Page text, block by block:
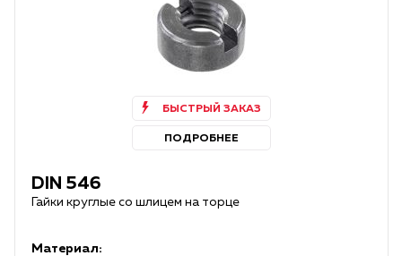
БЫСТРЫЙ ЗАКАЗ
ПОДРОБНЕЕ
DIN 546
Гайки круглые со шлицем на торце
Материал: